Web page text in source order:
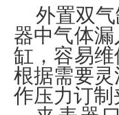
外置双
器中气体
缸，容易
根据需要
作压力订